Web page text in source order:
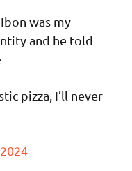
was my
and he told
pizza, I’ll never